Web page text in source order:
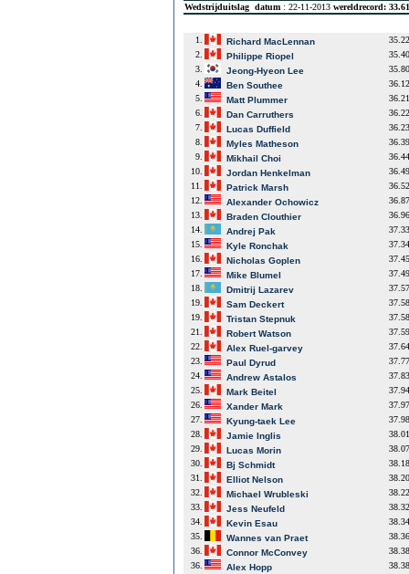
Wedstrijduitslag datum : 22-11-2013 wereldrecord:
1. Richard MacLennan
35.22
2.
Philippe Riopel
35.40
3.
Jeong-Hyeon Lee
35.80
4.
Ben Southee
36.12
5.
Matt Plummer
36.21
6.
Dan Carruthers
36.22
7.
Lucas Duffield
36.23
8.
Myles Matheson
36.39
9.
Mikhail Choi
36.44
10.
Jordan Henkelman
36.49
11.
Patrick Marsh
36.52
12.
Alexander Ochowicz
36.87
13.
Braden Clouthier
36.96
14.
Andrej Pak
37.33
15.
Kyle Ronchak
37.34
16.
Nicholas Goplen
37.45
17.
Mike Blumel
37.49
18.
Dmitrij Lazarev
37.57
19.
Sam Deckert
37.58
19.
Tristan Stepnuk
37.58
21.
Robert Watson
37.59
22.
Alex Ruel-garvey
37.64
23.
Paul Dyrud
37.77
24.
Andrew Astalos
37.83
25.
Mark Beitel
37.94
26.
Xander Mark
37.97
27.
Kyung-taek Lee
37.98
28.
Jamie Inglis
38.01
29.
Lucas Morin
38.07
30.
Bj Schmidt
38.18
31.
Elliot Nelson
38.20
32.
Michael Wrubleski
38.22
33.
Jess Neufeld
38.32
34.
Kevin Esau
38.34
35.
Wannes van Praet
38.36
36.
Connor McConvey
38.38
36.
Alex Hopp
38.38